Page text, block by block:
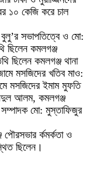
১০ কেজি করে চাল
সভাপতিত্বে ও মো:
ছিলেন কমলগঞ্জ
ছিলেন কমলগঞ্জ থানা
মসজিদের খতিব মাও:
মসজিদের ইমাম মুফতি
আলম, কমলগঞ্জ
সম্পাদক মো: মুস্তাফিজুর
র্কমর্কতা ও
ছিলেন।